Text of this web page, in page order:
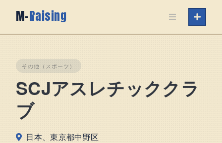
M-Raising
その他（スポーツ）
SCJアスレチッククラ
ブ
日本、東京都中野区